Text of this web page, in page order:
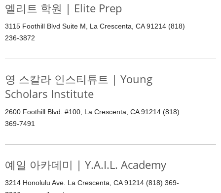
엘리트 학원 | Elite Prep
3115 Foothill Blvd Suite M, La Crescenta, CA 91214 (818)
236-3872
영 스칼라 인스티튜트 | Young
Scholars Institute
2600 Foothill Blvd. #100, La Crescenta, CA 91214 (818)
369-7491
예일 아카데미 | Y.A.I.L. Academy
3214 Honolulu Ave. La Crescenta, CA 91214 (818) 369-